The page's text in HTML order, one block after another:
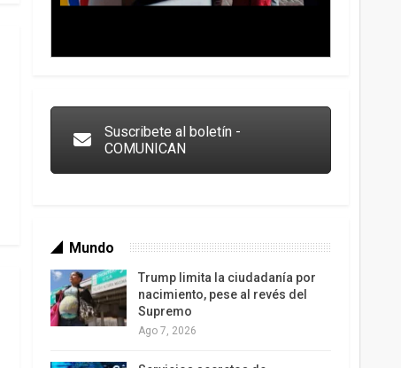
Suscribete al boletín -
COMUNICAN
Mundo
Trump limita la ciudadanía por
nacimiento, pese al revés del
Supremo
Ago 7, 2026